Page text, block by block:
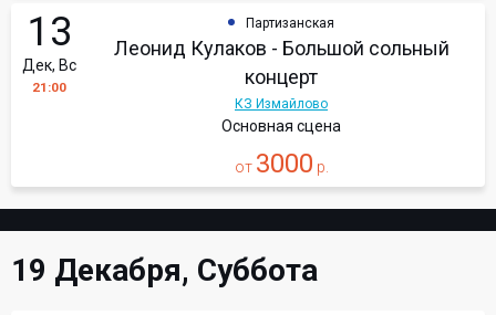
13
Дек, Вс
21:00
Партизанская
Леонид Кулаков - Большой сольный
концерт
КЗ Измайлово
Основная сцена
от 3000 р.
19 Декабря, Суббота